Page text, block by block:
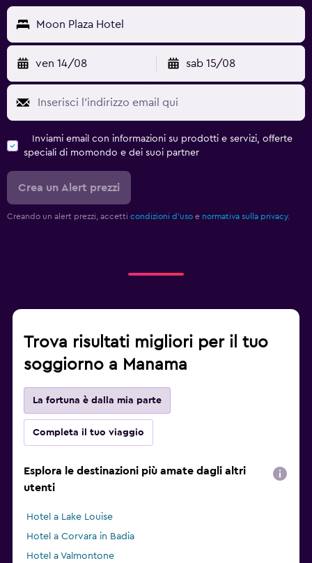
Moon Plaza Hotel
ven 14/08 sab 15/08
Inviami email con informazioni su prodotti e servizi, offerte
speciali di momondo e dei suoi partner
Crea un Alert prezzi
Creando un alert prezzi, accetti condizioni d'uso e normativa sulla privacy.
Trova risultati migliori per il tuo
soggiorno a Manama
La fortuna è dalla mia parte
Completa il tuo viaggio
Esplora le destinazioni più amate dagli altri
utenti
Hotel a Lake Louise
Hotel a Corvara in Badia
Hotel a Valmontone